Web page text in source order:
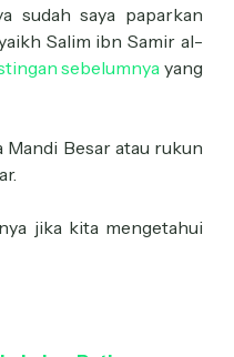
sudah saya paparkan
Salim ibn Samir al-
sebelumnyayang
Mandi Besar atau rukun
jika kita mengetahui